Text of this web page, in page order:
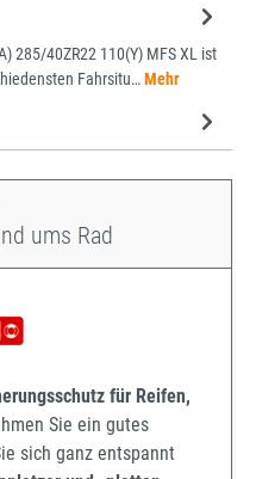
285/40ZR22 110(Y) MFS XL ist
Fahrsitu…Mehr
ums Rad
für Reifen,
Sie ein gutes
sich ganz entspannt